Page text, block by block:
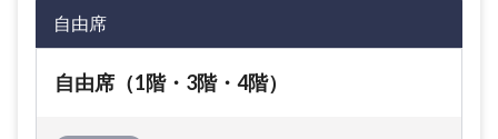
自由席
自由席（1階・3階・4階）